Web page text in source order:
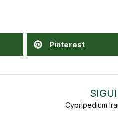
Pinterest
Cypripedium